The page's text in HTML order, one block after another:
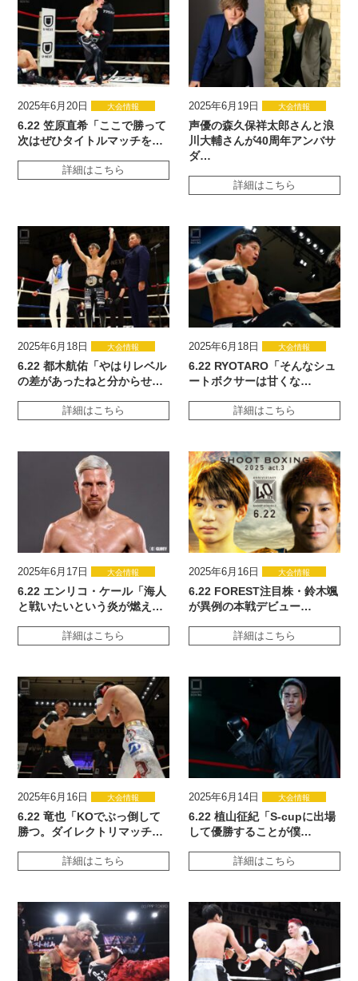
2025年6月20日 大会情報
6.22 笠原直希「ここで勝って
次はぜひタイトルマッチを…
詳細はこちら
2025年6月19日 大会情報
声優の森久保祥太郎さんと浪
川大輔さんが40周年アンバサ
ダ…
詳細はこちら
2025年6月18日 大会情報
6.22 都木航佑「やはりレベル
の差があったねと分からせ…
詳細はこちら
2025年6月18日 大会情報
6.22 RYOTARO「そんなシュ
ートボクサーは甘くな…
詳細はこちら
2025年6月17日 大会情報
6.22 エンリコ・ケール「海人
と戦いたいという炎が燃え…
詳細はこちら
2025年6月16日 大会情報
6.22 FOREST注目株・鈴木颯
が異例の本戦デビュー…
詳細はこちら
2025年6月16日 大会情報
6.22 竜也「KOでぶっ倒して
勝つ。ダイレクトリマッチ…
詳細はこちら
2025年6月14日 大会情報
6.22 植山征紀「S-cupに出場
して優勝することが僕…
詳細はこちら